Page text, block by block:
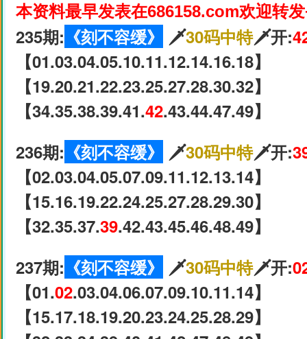
本资料最早发表在686158.com欢迎转
235期: 《刻不容缓》 🗡30码中特🗡开:
【01.03.04.05.10.11.12.14.16.18】
【19.20.21.22.23.25.27.28.30.32】
【34.35.38.39.41.42.43.44.47.49】
236期: 《刻不容缓》 🗡30码中特🗡开:
【02.03.04.05.07.09.11.12.13.14】
【15.16.19.22.24.25.27.28.29.30】
【32.35.37.39.42.43.45.46.48.49】
237期: 《刻不容缓》 🗡30码中特🗡开:
【01.02.03.04.06.07.09.10.11.14】
【15.17.18.19.20.23.24.25.28.29】